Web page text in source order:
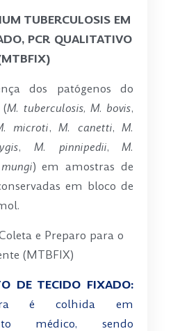
TUBERCULOSIS EM
PCR QUALITATIVO
dos patógenos do
(M. tuberculosis, M. bovis,
microti,M. canetti,M.
, M. pinnipedii,M.
) em amostras de
em bloco de
e Preparo para o
(MTBFIX)
DE TECIDO FIXADO:
é colhida em
médico, sendo